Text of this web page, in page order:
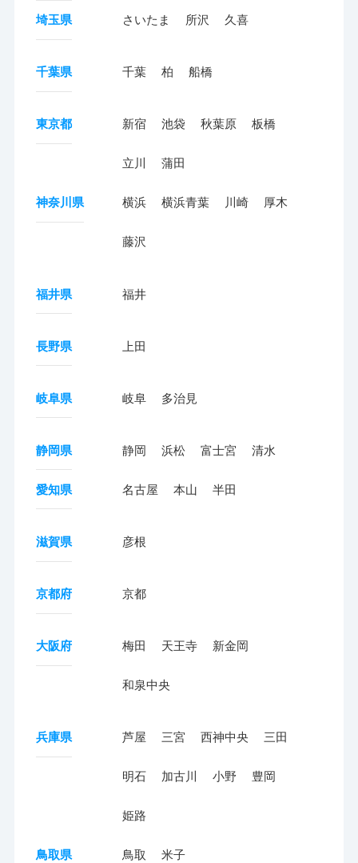
埼玉県 さいたま 所沢 久喜
千葉県 千葉 柏 船橋
東京都 新宿 池袋 秋葉原 板橋
立川 蒲田
神奈川県 横浜 横浜青葉 川崎 厚木
藤沢
福井県 福井
長野県 上田
岐阜県 岐阜 多治見
静岡県 静岡 浜松 富士宮 清水
愛知県 名古屋 本山 半田
滋賀県 彦根
京都府 京都
大阪府 梅田 天王寺 新金岡
和泉中央
兵庫県 芦屋 三宮 西神中央 三田
明石 加古川 小野 豊岡
姫路
鳥取県 鳥取 米子